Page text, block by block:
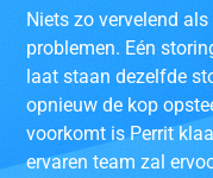
Niets zo vervelend
problemen. Eén
laat staan dezelfde
opnieuw de kop
voorkomt is Perrit
ervaren team zal